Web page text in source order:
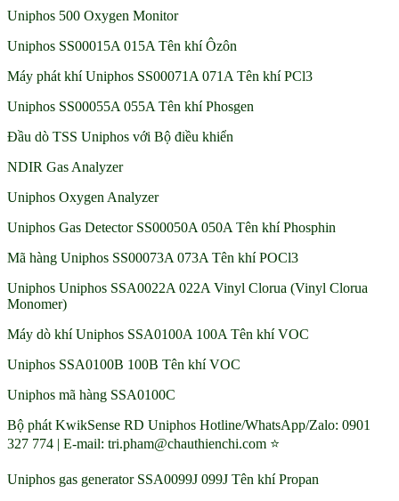
Uniphos 500 Oxygen Monitor
Uniphos SS00015A 015A Tên khí Ôzôn
Máy phát khí Uniphos SS00071A 071A Tên khí PCl3
Uniphos SS00055A 055A Tên khí Phosgen
Đầu dò TSS Uniphos với Bộ điều khiển
NDIR Gas Analyzer
Uniphos Oxygen Analyzer
Uniphos Gas Detector SS00050A 050A Tên khí Phosphin
Mã hàng Uniphos SS00073A 073A Tên khí POCl3
Uniphos Uniphos SSA0022A 022A Vinyl Clorua (Vinyl Clorua
Monomer)
Máy dò khí Uniphos SSA0100A 100A Tên khí VOC
Uniphos SSA0100B 100B Tên khí VOC
Uniphos mã hàng SSA0100C
Bộ phát KwikSense RD Uniphos Hotline/WhatsApp/Zalo: 0901
327 774 | E-mail: tri.pham@chauthienchi.com ⭐
Uniphos gas generator SSA0099J 099J Tên khí Propan